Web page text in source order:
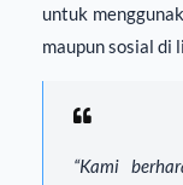
untuk
maupun sosial di
“Kami